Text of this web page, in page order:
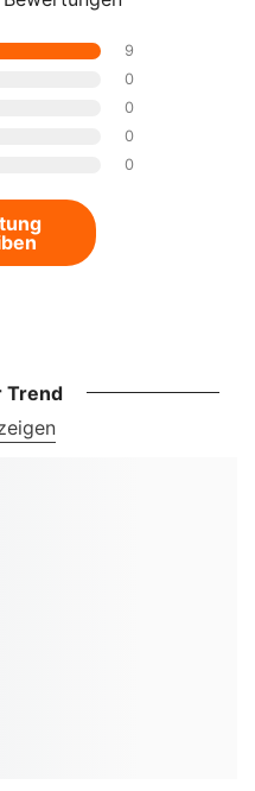
9
0
0
0
0
Trend